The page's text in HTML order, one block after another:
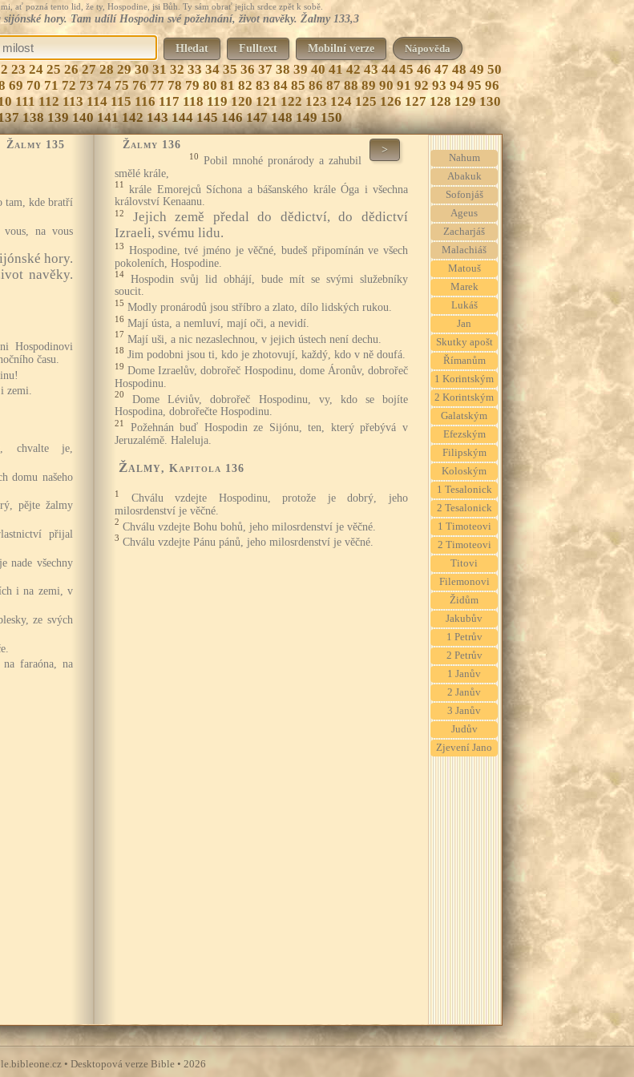
ať pozná tento lid, že ty, Hospodine, jsi Bůh. Ty sám obrať jejich srdce zpět k sobě.
hory. Tam udílí Hospodin své požehnání, život navěky. Žalmy 133,3
Hledat Fulltext Mobilní verze Nápověda
23 24 25 26 27 28 29 30 31 32 33 34 35 36 37 38 39 40 41 42 43 44 45 46 47 48 49 50
69 70 71 72 73 74 75 76 77 78 79 80 81 82 83 84 85 86 87 88 89 90 91 92 93 94 95 96
111 112 113 114 115 116 117 118 119 120 121 122 123 124 125 126 127 128 129 130
138 139 140 141 142 143 144 145 146 147 148 149 150
Žalmy 135
tam, kde bratří
na vous
hory.
navěky.
Hospodinovi
času.
zemi.
chvalte je,
domu našeho
pějte žalmy
přijal
nade všechny
i na zemi, v
ze svých
faraóna, na
Žalmy 136 >
10 Pobil mnohé pronárody a zahubil
smělé krále,
11
krále Emorejců Síchona a bášanského krále Óga i všechna
království Kenaanu.
12
Jejich země předal do dědictví, do dědictví
Izraeli, svému lidu.
13 Hospodine, tvé jméno je věčné, budeš připomínán ve všech
pokoleních, Hospodine.
14
Hospodin svůj lid obhájí, bude mít se svými služebníky
soucit.
15 Modly pronárodů jsou stříbro a zlato, dílo lidských rukou.
16 Mají ústa, a nemluví, mají oči, a nevidí.
17 Mají uši, a nic nezaslechnou, v jejich ústech není dechu.
18 Jim podobni jsou ti, kdo je zhotovují, každý, kdo v ně doufá.
19 Dome Izraelův, dobrořeč Hospodinu, dome Áronův, dobrořeč
Hospodinu.
20
Dome Léviův, dobrořeč Hospodinu, vy, kdo se bojíte
Hospodina, dobrořečte Hospodinu.
21
Požehnán buď Hospodin ze Sijónu, ten, který přebývá v
Jeruzalémě. Haleluja.
Žalmy, Kapitola 136
1
Chválu vzdejte Hospodinu, protože je dobrý, jeho
milosrdenství je věčné.
2 Chválu vzdejte Bohu bohů, jeho milosrdenství je věčné.
3 Chválu vzdejte Pánu pánů, jeho milosrdenství je věčné.
Nahum
Abakuk
Sofonjáš
Ageus
Zacharjáš
Malachiáš
Matouš
Marek
Lukáš
Jan
Skutky apošt
Římanům
1 Korintským
2 Korintským
Galatským
Efezským
Filipským
Koloským
1 Tesalonick
2 Tesalonick
1 Timoteovi
2 Timoteovi
Titovi
Filemonovi
Židům
Jakubův
1 Petrův
2 Petrův
1 Janův
2 Janův
3 Janův
Judův
Zjevení Jano
• Desktopová verze Bible • 2026